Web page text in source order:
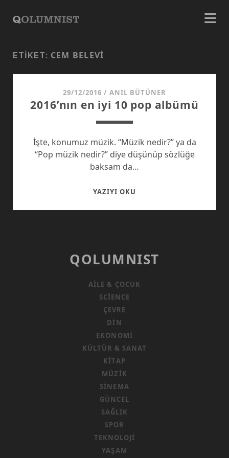
ETIKET: CEM BELEVI
29/12/2016 / ANIL BÜTÜNER
2016’nın en iyi 10 pop albümü
İşte, konumuz müzik. “Müzik nedir?” ya da
“Pop müzik nedir?” diye düşünüp sözlüğe
baksam da…
YAZIYI OKU
QOLUMNIST
AILE & ÇOCUK
SCIENCE
ÇEVRE
DIN
EKONOMI
KÜLTÜR & SANAT
KITAP
MÜZIK
SINEMA
GÜNCEL
SAĞLIK
SPOR
TEKNOLOJI
YAŞAM